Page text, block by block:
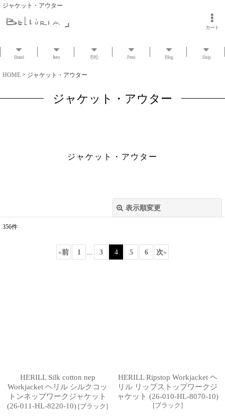
ジャケット・アウター
カート
Brand Item 市松 Press Blog Shop
HOME > ジャケット・アウター
ジャケット・アウター
ジャケット・アウター
表示順変更
356件
«前 1 3 4 5 6 次»
HERILL Silk cotton nep
Workjacket ヘリル シルクコッ
トンネップワークジャケット
(26-011-HL-8220-10) [ブラック]
HERILL Ripstop Workjacket ヘ
リル リップストップワークジ
ャケット (26-010-HL-8070-10)
[ブラック]